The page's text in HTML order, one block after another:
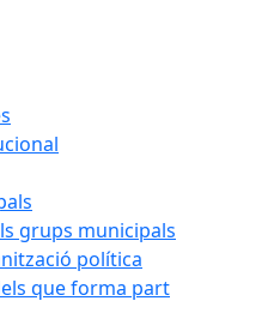
grups municipals
política
que forma part